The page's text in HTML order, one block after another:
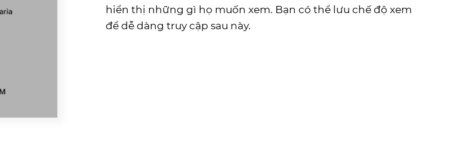
hiển thị những gì họ muốn xem. Bạn có thể lưu chế độ xem
để dễ dàng truy cập sau này.